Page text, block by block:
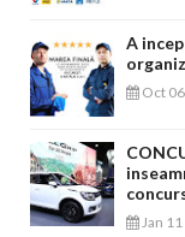
A
Oct
Jan